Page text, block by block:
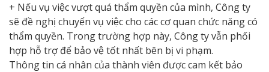
+ Nếu vụ việc vượt quá thẩm quyền của mình, Công ty
sẽ đề nghị chuyển vụ việc cho các cơ quan chức năng có
thẩm quyền. Trong trường hợp này, Công ty vẫn phối
hợp hỗ trợ để bảo vệ tốt nhất bên bị vi phạm.
Thông tin cá nhân của thành viên được cam kết bảo